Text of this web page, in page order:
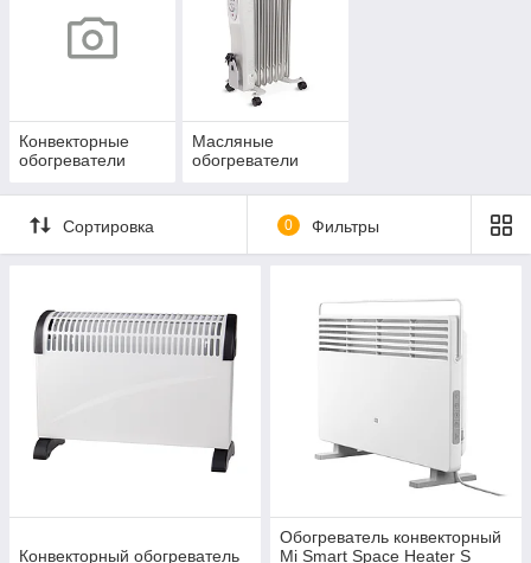
Конвекторные
обогреватели
Масляные
обогреватели
Сортировка 0 Фильтры
Конвекторный обогреватель
Обогреватель конвекторный
Mi Smart Space Heater S